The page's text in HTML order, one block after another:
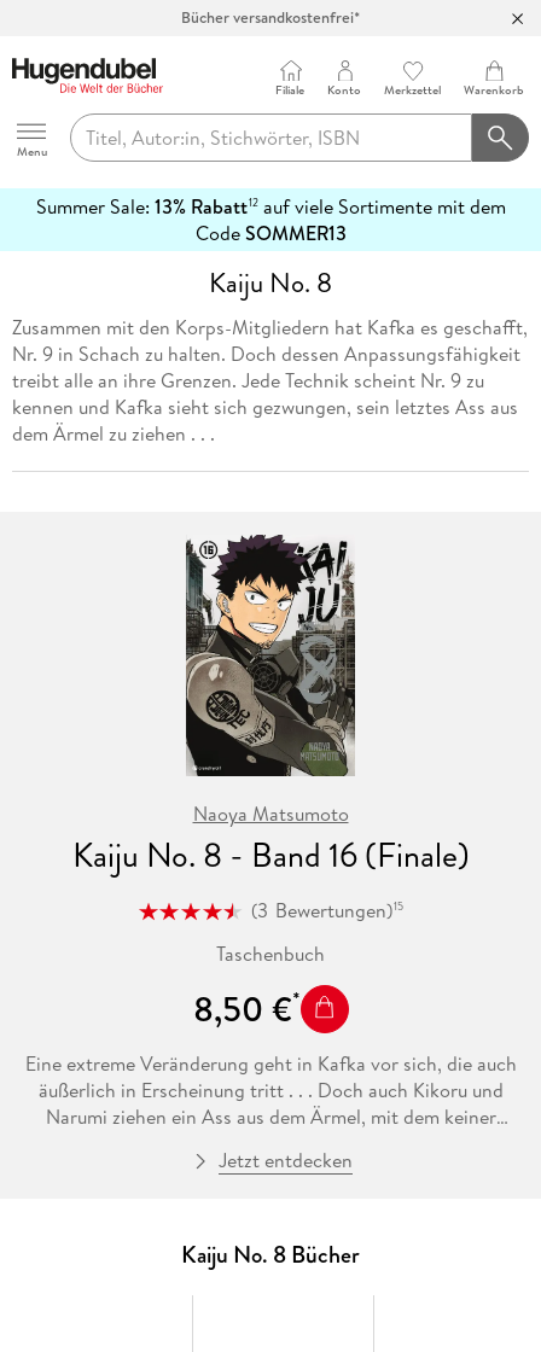
Bücher versandkostenfrei*
Abholung in über 100 Filialen
Hugendubel
Menu
Filiale Konto Merkzettel Warenkorb
Summer Sale: 13% Rabatt12auf viele Sortimente mit dem
CodeSOMMER13
erfahren
Kaiju No. 8
Zusammen mit den Korps-Mitgliedern hat Kafka es geschafft,
Nr. 9 in Schach zu halten. Doch dessen Anpassungsfähigkeit
treibt alle an ihre Grenzen. Jede Technik scheint Nr. 9 zu
kennen und Kafka sieht sich gezwungen, sein letztes Ass aus
dem Ärmel zu ziehen . . .
Naoya Matsumoto
Kaiju No. 8 - Band 16 (Finale)
(3 Bewertungen)15
Taschenbuch
8,50 €
Eine extreme Veränderung geht in Kafka vor sich, die auch
äußerlich in Erscheinung tritt . . . Doch auch Kikoru und
Narumi ziehen ein Ass aus dem Ärmel, mit dem keiner
in ihren Höhepunkt über und wird Kafka und seine
Jetzt entdecken
Kaiju No. 8 Bücher